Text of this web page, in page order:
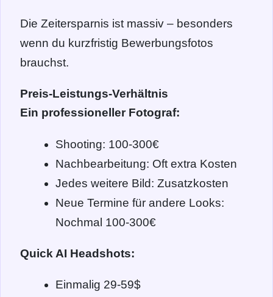
Die Zeitersparnis ist massiv – besonders
wenn du kurzfristig Bewerbungsfotos
brauchst.
Preis-Leistungs-Verhältnis
Ein professioneller Fotograf:
Shooting: 100-300€
Nachbearbeitung: Oft extra Kosten
Jedes weitere Bild: Zusatzkosten
Neue Termine für andere Looks:
Nochmal 100-300€
Quick AI Headshots:
Einmalig 29-59$